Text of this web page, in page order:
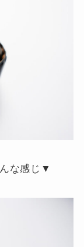
な感じ▼